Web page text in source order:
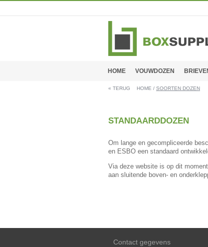
HOME VOUWDOZEN
« TERUG HOME / SOORTEN DOZEN
STANDAARDDOZEN
Om lange en gecompliceerde
en ESBO een standaard
Via deze website is op dit
aan sluitende boven- en
Contact gegevens